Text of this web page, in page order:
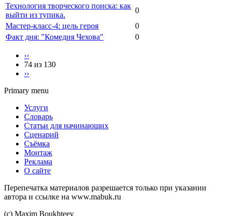
Технология творческого поиска: как
выйти из тупика.
0
Мастер-класс-4: цель героя
0
Факт дня: "Комедия Чехова"
0
‹‹
74 из 130
››
Primary menu
Услуги
Словарь
Статьи для начинающих
Сценарий
Съёмка
Монтаж
Реклама
О сайте
Перепечатка материалов разрешается только при указании
автора и ссылке на www.mabuk.ru
(c) Maхim Boukhteev